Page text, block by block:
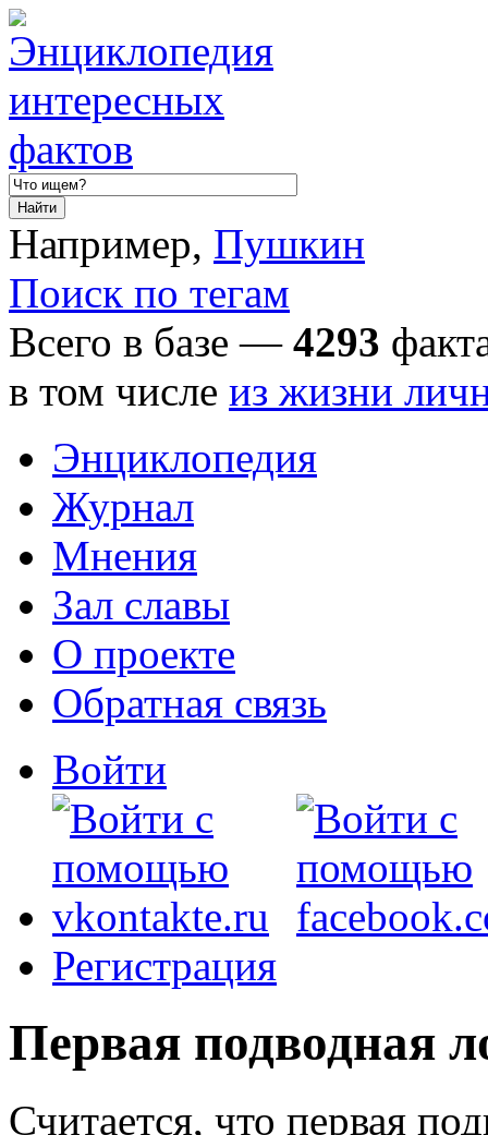
Например, Пушкин
Поиск по тегам
Всего в базе — 4293
в том числе из жизни
Энциклопедия
Журнал
Мнения
Зал славы
О проекте
Обратная связь
Войти
Регистрация
Первая подводная
Считается, что первая